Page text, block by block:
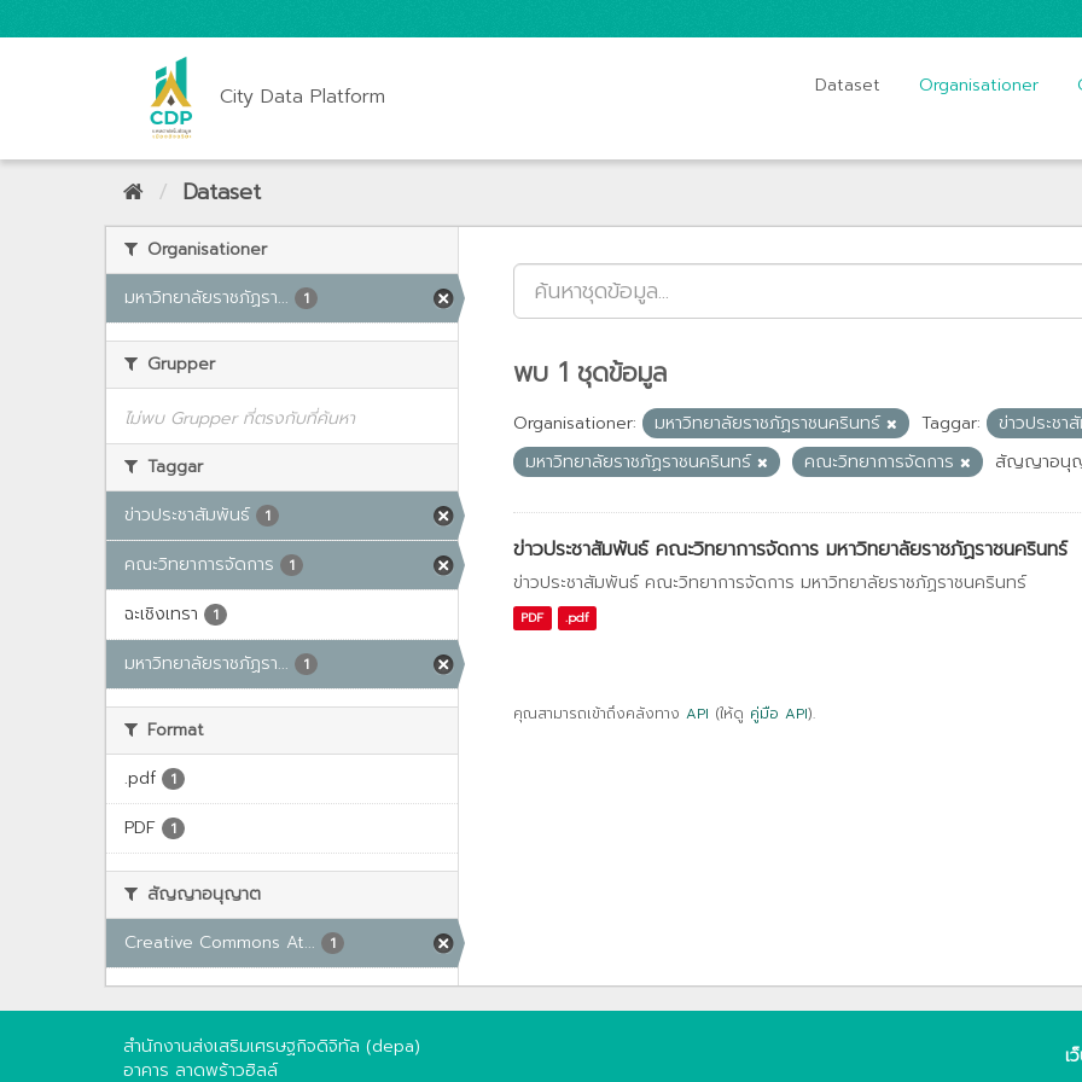
City Data Platform Dataset Organisationer
Dataset
Organisationer
มหาวิทยาลัยราชภัฏรา...
1
Grupper
ไม่พบ Grupper ที่ตรงกับที่ค้นหา
Taggar
ข่าวประชาสัมพันธ์
1
คณะวิทยาการจัดการ 1
ฉะเชิงเทรา 1
มหาวิทยาลัยราชภัฏรา... 1
Format
.pdf
1
PDF 1
สัญญาอนุญาต
Creative Commons At...
1
พบ 1 ชุดข้อมูล
Organisationer: มหาวิทยาลัยราชภัฏราชนครินทร์ Taggar:
ข่าวประชา
มหาวิทยาลัยราชภัฏราชนครินทร์
คณะวิทยาการจัดการ สัญญาอนุ
ข่าวประชาสัมพันธ์ คณะวิทยาการจัดการ มหาวิทยาลัยราชภัฏราชนครินทร์
ข่าวประชาสัมพันธ์ คณะวิทยาการจัดการ มหาวิทยาลัยราชภัฏราชนครินทร์
PDF .pdf
คุณสามารถเข้าถึงคลังทาง API (ให้ดู คู่มือ API).
สำนักงานส่งเสริมเศรษฐกิจดิจิทัล (depa)
อาคาร ลาดพร้าวฮิลล์
เ